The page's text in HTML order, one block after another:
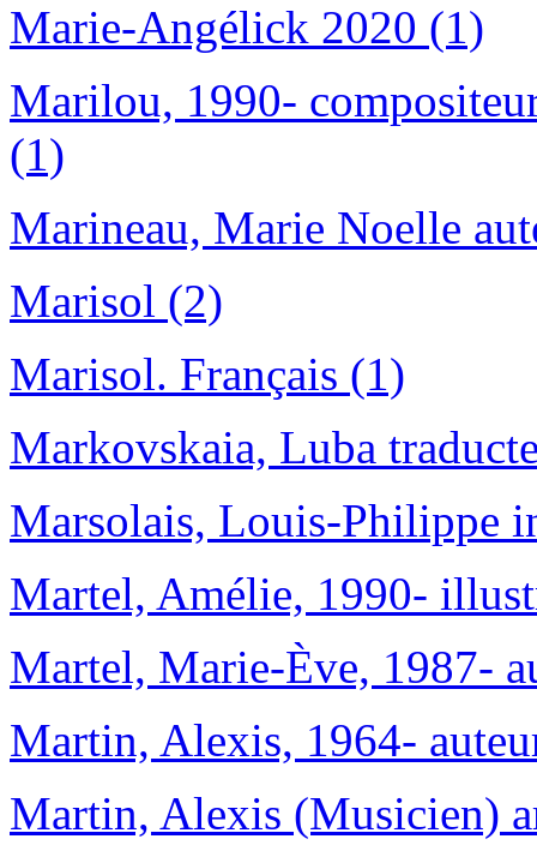
Marie-Angélick 2020 (1)
Marilou, 1990-
(1)
Marineau, Marie Noelle
Marisol (2)
Marisol. Français (1)
Markovskaia, Luba
Marsolais, Louis-Philippe
Martel, Amélie, 1990-
Martel, Marie-Ève, 1987-
Martin, Alexis, 1964-
Martin, Alexis (Musicien)